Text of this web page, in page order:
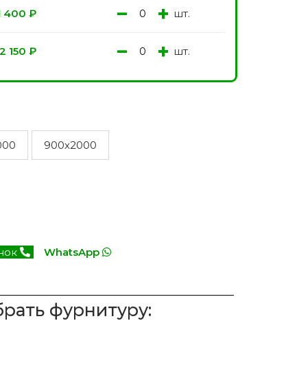
400 ₽ − + шт.
2 150 ₽ − + шт.
900x2000
WhatsApp
фурнитуру: